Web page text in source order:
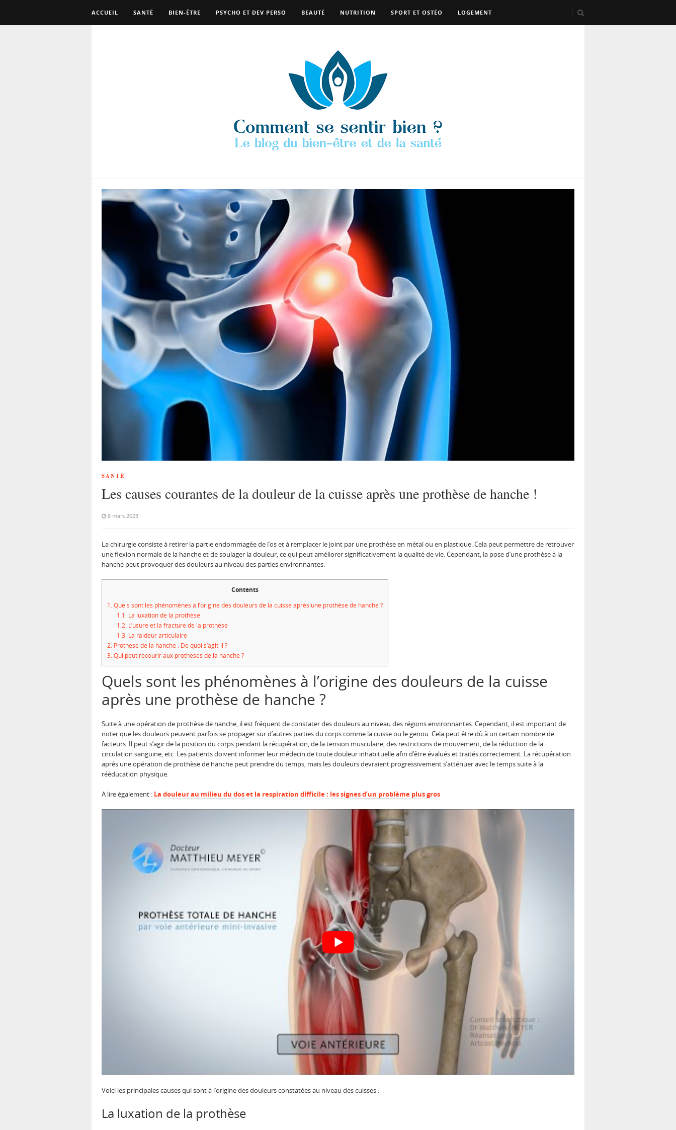
ACCUEIL SANTÉ BIEN-ÊTRE PSYCHO ET DEV PERSO BEAUTÉ NUTRITION SPORT ET OSTÉO LOGEMENT
SANTÉ
Les causes courantes de la douleur de la cuisse après une prothèse de hanche !
8 mars 2023
La chirurgie consiste à retirer la partie endommagée de l’os et à remplacer le joint par une prothèse en métal ou en plastique. Cela peut permettre de retrouver
une flexion normale de la hanche et de soulager la douleur, ce qui peut améliorer significativement la qualité de vie. Cependant, la pose d’une prothèse à la
hanche peut provoquer des douleurs au niveau des parties environnantes.
Contents
1.Quels sont les phénomènes à l’origine des douleurs de la cuisse après une prothèse de hanche ?
1.1.La luxation de la prothèse
1.2.L’usure et la fracture de la prothèse
1.3.La raideur articulaire
2. Prothèse de la hanche : De quoi s’agit-il ?
3.Qui peut recourir aux prothèses de la hanche ?
Quels sont les phénomènes à l’origine des douleurs de la cuisse
après une prothèse de hanche ?
Suite à une opération de prothèse de hanche, il est fréquent de constater des douleurs au niveau des régions environnantes. Cependant, il est important de
noter que les douleurs peuvent parfois se propager sur d’autres parties du corps comme la cuisse ou le genou. Cela peut être dû à un certain nombre de
facteurs. Il peut s’agir de la position du corps pendant la récupération, de la tension musculaire, des restrictions de mouvement, de la réduction de la
circulation sanguine, etc. Les patients doivent informer leur médecin de toute douleur inhabituelle afin d’être évalués et traités correctement. La récupération
après une opération de prothèse de hanche peut prendre du temps, mais les douleurs devraient progressivement s’atténuer avec le temps suite à la
rééducation physique.
A lire également : La douleur au milieu du dos et la respiration difficile : les signes d’un problème plus gros
Voici les principales causes qui sont à l’origine des douleurs constatées au niveau des cuisses :
La luxation de la prothèse